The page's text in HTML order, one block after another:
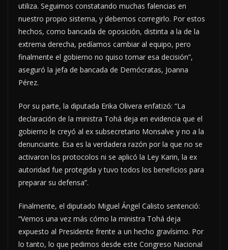
utiliza. Seguimos constatando muchas falencias en
nuestro propio sistema, y debemos corregirlo. Por estos
hechos, como bancada de oposición, distinta a la de la
extrema derecha, pedíamos cambiar al equipo, pero
finalmente el gobierno no quiso tomar esa decisión”,
aseguró la jefa de bancada de Demócratas, Joanna
Pérez.
Por su parte, la diputada Erika Olivera enfatizó: “La
declaración de la ministra Tohá deja en evidencia que el
gobierno le creyó al ex subsecretario Monsalve y no a la
denunciante. Esa es la verdadera razón por la que no se
activaron los protocolos ni se aplicó la Ley Karin, la ex
autoridad fue protegida y tuvo todos los beneficios para
preparar su defensa”.
Finalmente, el diputado Miguel Ángel Calisto sentenció:
“Vemos una vez más cómo la ministra Tohá deja
expuesto al Presidente frente a un hecho gravísimo. Por
lo tanto, lo que pedimos desde este Congreso Nacional